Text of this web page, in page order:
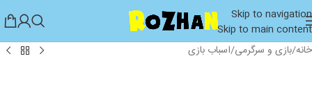
Skip to navigation
Skip to main content
خانه/بازی و سرگرمی/اسباب بازی